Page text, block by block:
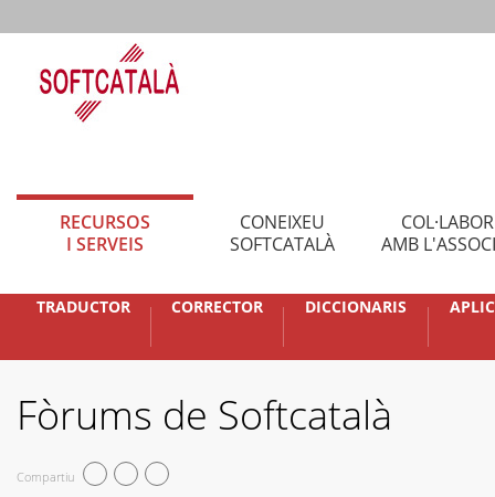
RECURSOS
I SERVEIS
CONEIXEU
SOFTCATALÀ
AMB
TRADUCTOR CORRECTOR DICCIONARIS
Fòrums de Softcatalà
Compartiu